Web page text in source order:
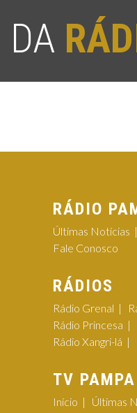
RÁDIO
Últimas Notícias
Fale Conosco
RÁDIOS
Rádio Grenal
Rádio Princesa
Rádio Xangri-lá
TV PAMPA
Início Últimas